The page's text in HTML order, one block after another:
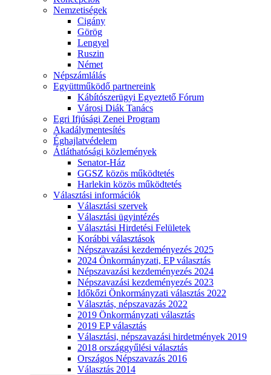
Nemzetiségek
Cigány
Görög
Lengyel
Ruszin
Német
Népszámlálás
Együttműködő partnereink
Kábítószerügyi Egyeztető Fórum
Városi Diák Tanács
Egri Ifjúsági Zenei Program
Akadálymentesítés
Éghajlatvédelem
Átláthatósági közlemények
Senator-Ház
GGSZ közös működtetés
Harlekin közös működtetés
Választási információk
Választási szervek
Választási ügyintézés
Választási Hirdetési Felületek
Korábbi választások
Népszavazási kezdeményezés 2025
2024 Önkormányzati, EP választás
Népszavazási kezdeményezés 2024
Népszavazási kezdeményezés 2023
Időkőzi Önkormányzati választás 2022
Választás, népszavazás 2022
2019 Önkormányzati választás
2019 EP választás
Választási, népszavazási hirdetmények 2019
2018 országgyűlési választás
Országos Népszavazás 2016
Választás 2014